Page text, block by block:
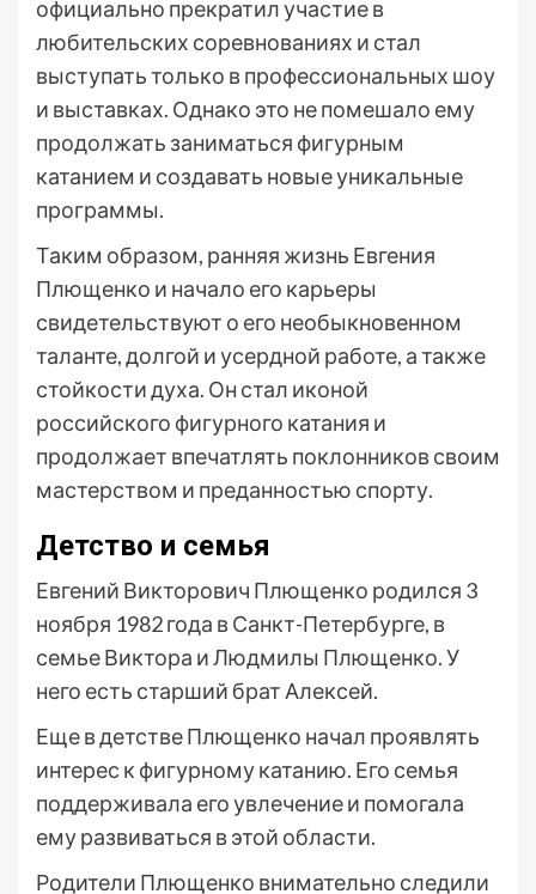
официально прекратил участие в
любительских соревнованиях и стал
выступать только в профессиональных шоу
и выставках. Однако это не помешало ему
продолжать заниматься фигурным
катанием и создавать новые уникальные
программы.
Таким образом, ранняя жизнь Евгения
Плющенко и начало его карьеры
свидетельствуют о его необыкновенном
таланте, долгой и усердной работе, а также
стойкости духа. Он стал иконой
российского фигурного катания и
продолжает впечатлять поклонников своим
мастерством и преданностью спорту.
Детство и семья
Евгений Викторович Плющенко родился 3
ноября 1982 года в Санкт-Петербурге, в
семье Виктора и Людмилы Плющенко. У
него есть старший брат Алексей.
Еще в детстве Плющенко начал проявлять
интерес к фигурному катанию. Его семья
поддерживала его увлечение и помогала
ему развиваться в этой области.
Родители Плющенко внимательно следили